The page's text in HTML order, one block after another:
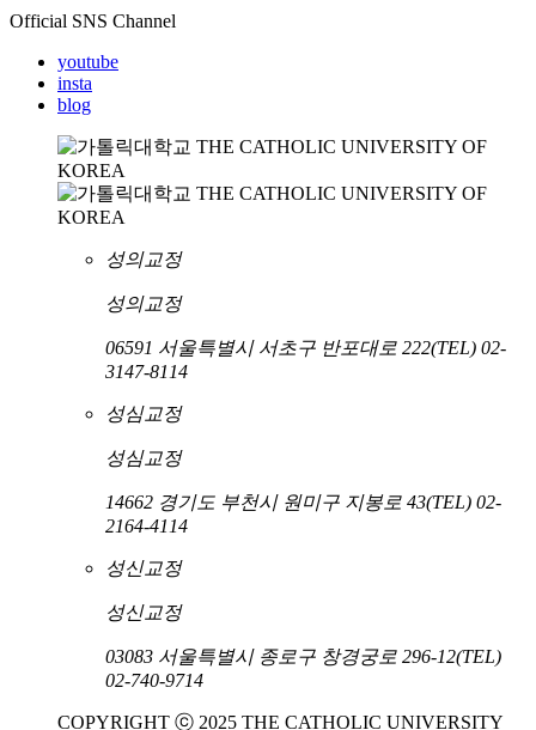
Official SNS Channel
youtube
insta
blog
성의교정
성의교정
06591 서울특별시 서초구 반포대로 222(TEL) 02-
3147-8114
성심교정
성심교정
14662 경기도 부천시 원미구 지봉로 43(TEL) 02-
2164-4114
성신교정
성신교정
03083 서울특별시 종로구 창경궁로 296-12(TEL)
02-740-9714
COPYRIGHT ⓒ 2025 THE CATHOLIC UNIVERSITY